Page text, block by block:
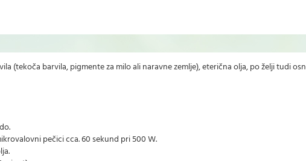
(tekoča barvila, pigmente za milo ali naravne zemlje), eterična olja, po želji tudi
pečici cca. 60 sekund pri 500 W.